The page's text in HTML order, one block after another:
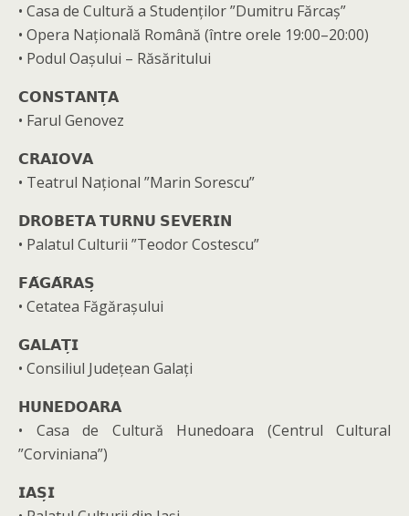
• Casa de Cultură a Studenților ”Dumitru Fărcaș”
• Opera Națională Română (între orele 19:00–20:00)
• Podul Oașului – Răsăritului
𝗖𝗢𝗡𝗦𝗧𝗔𝗡𝗧̦𝗔
• Farul Genovez
𝗖𝗥𝗔𝗜𝗢𝗩𝗔
• Teatrul Național ”Marin Sorescu”
𝗗𝗥𝗢𝗕𝗘𝗧𝗔 𝗧𝗨𝗥𝗡𝗨 𝗦𝗘𝗩𝗘𝗥𝗜𝗡
• Palatul Culturii ”Teodor Costescu”
𝗙𝗔̆𝗚𝗔̆𝗥𝗔𝗦̦
• Cetatea Făgărașului
𝗚𝗔𝗟𝗔𝗧̦𝗜
• Consiliul Județean Galați
𝗛𝗨𝗡𝗘𝗗𝗢𝗔𝗥𝗔
• Casa de Cultură Hunedoara (Centrul Cultural
”Corviniana”)
𝗜𝗔𝗦̦𝗜